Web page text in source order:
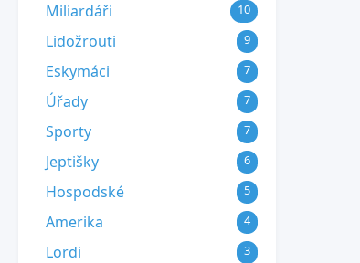
Miliardáři 10
Lidožrouti 9
Eskymáci 7
Úřady 7
Sporty 7
Jeptišky 6
Hospodské 5
Amerika 4
Lordi 3